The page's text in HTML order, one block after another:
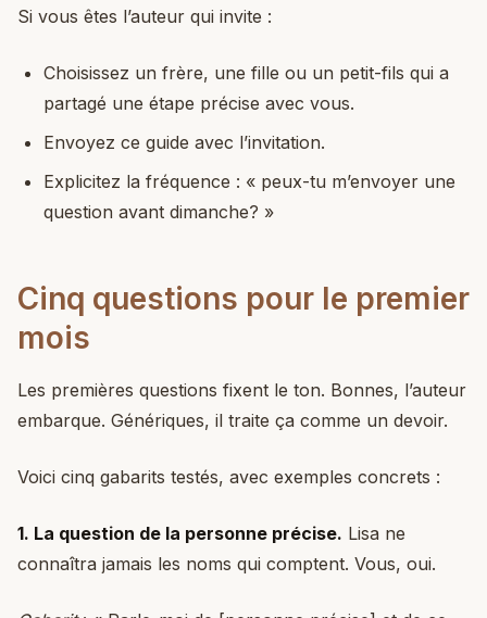
Si vous êtes l’auteur qui invite :
Choisissez un frère, une fille ou un petit-fils qui a
partagé une étape précise avec vous.
Envoyez ce guide avec l’invitation.
Explicitez la fréquence : « peux-tu m’envoyer une
question avant dimanche? »
Cinq questions pour le premier
mois
Les premières questions fixent le ton. Bonnes, l’auteur
embarque. Génériques, il traite ça comme un devoir.
Voici cinq gabarits testés, avec exemples concrets :
1. La question de la personne précise. Lisa ne
connaîtra jamais les noms qui comptent. Vous, oui.